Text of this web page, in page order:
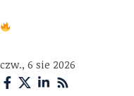
czw., 6 sie 2026